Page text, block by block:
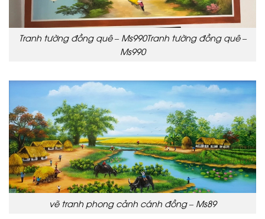
Tranh tường đồng quê – Ms990Tranh tường đồng quê –
Ms990
vẽ tranh phong cảnh cánh đồng – Ms89